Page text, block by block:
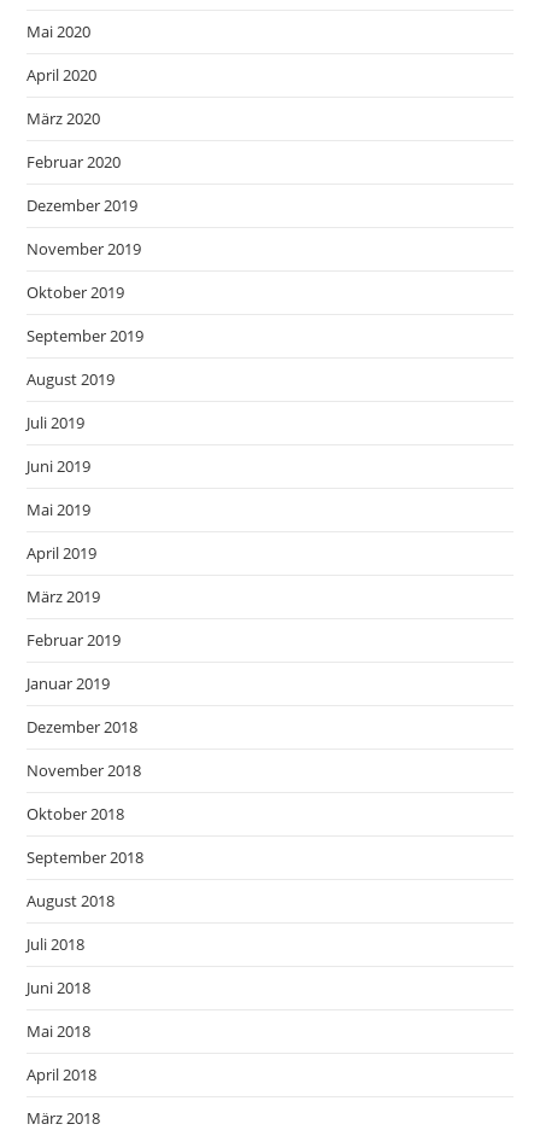
Mai 2020
April 2020
März 2020
Februar 2020
Dezember 2019
November 2019
Oktober 2019
September 2019
August 2019
Juli 2019
Juni 2019
Mai 2019
April 2019
März 2019
Februar 2019
Januar 2019
Dezember 2018
November 2018
Oktober 2018
September 2018
August 2018
Juli 2018
Juni 2018
Mai 2018
April 2018
März 2018